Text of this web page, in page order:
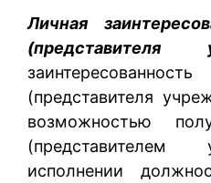
Личная
(представителя
возможностью
исполнении